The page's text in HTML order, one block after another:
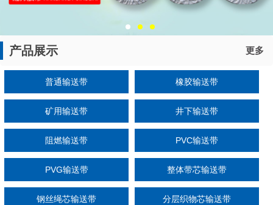
产品展示 更多
普通输送带 橡胶输送带
矿用输送带 井下输送带
阻燃输送带 PVC输送带
PVG输送带 整体带芯输送带
钢丝绳芯输送带 分层织物芯输送带